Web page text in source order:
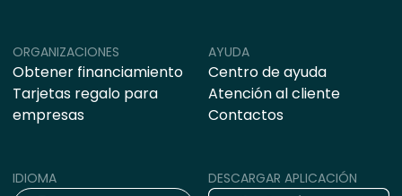
ORGANIZACIONES
Obtener financiamiento
Tarjetas regalo para
empresas
AYUDA
Centro de ayuda
Atención al cliente
Contactos
IDIOMA
DESCARGAR APLICACIÓN